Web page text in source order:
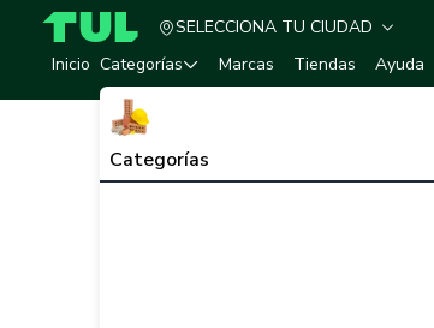
TUL - Tu Marketplace de Construcción
SELECCIONA TU CIUDAD
Inicio Categorías
Categorías
Marcas Tiendas Ayuda